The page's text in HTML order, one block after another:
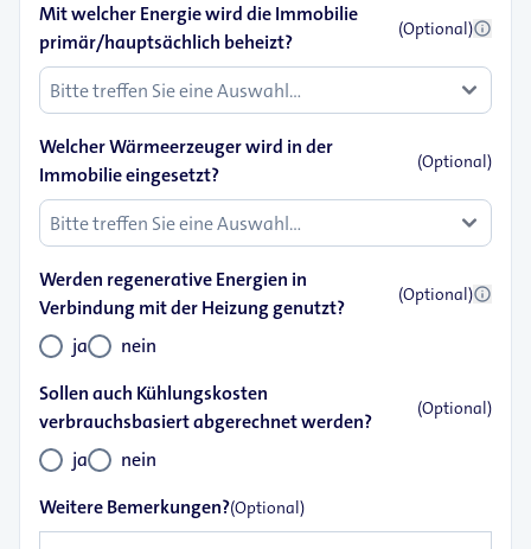
Mit welcher Energie wird die Immobilie
primär/hauptsächlich beheizt?
(Optional)info
Welcher Wärmeerzeuger wird in der
Immobilie eingesetzt?
(Optional)
Werden regenerative Energien in
Verbindung mit der Heizung genutzt?
(Optional)info
ja
nein
Sollen auch Kühlungskosten
verbrauchsbasiert abgerechnet werden?
(Optional)
ja
nein
Weitere Bemerkungen?(Optional)